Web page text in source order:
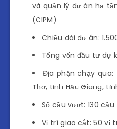
và quản lý dự án hạ
(CIPM)
Chiều dài dự án:
Tổng vốn đầu tư dự
Địa phận chạy qua:
Thơ, tỉnh Hậu Giang,
Số cầu vượt: 130 cầu
Vị trí giao cắt: 50 vị